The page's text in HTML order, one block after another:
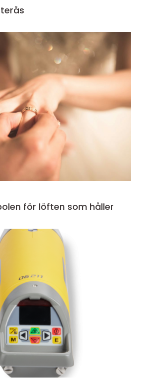
för löften som håller